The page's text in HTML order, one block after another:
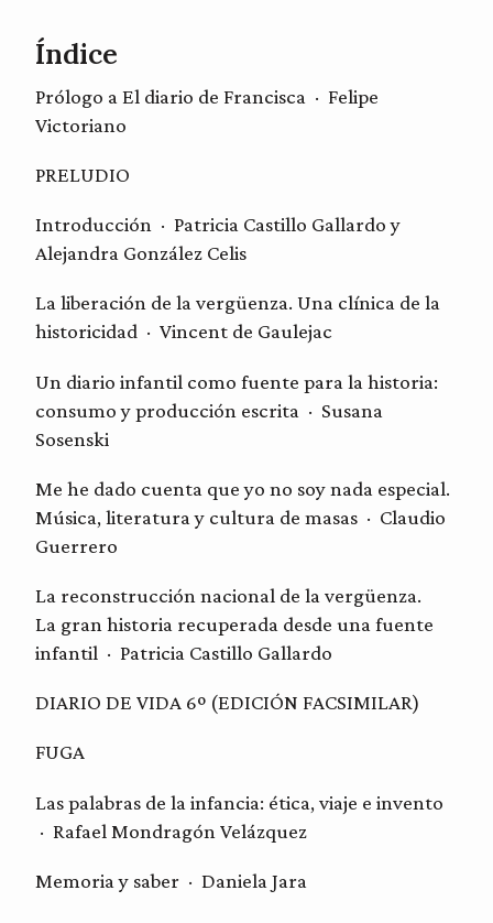
Índice
Prólogo a El diario de Francisca · Felipe
Victoriano
PRELUDIO
Introducción · Patricia Castillo Gallardo y
Alejandra González Celis
La liberación de la vergüenza. Una clínica de la
historicidad · Vincent de Gaulejac
Un diario infantil como fuente para la historia:
consumo y producción escrita · Susana
Sosenski
Me he dado cuenta que yo no soy nada especial.
Música, literatura y cultura de masas · Claudio
Guerrero
La reconstrucción nacional de la vergüenza.
La gran historia recuperada desde una fuente
infantil · Patricia Castillo Gallardo
DIARIO DE VIDA 6º (EDICIÓN FACSIMILAR)
FUGA
Las palabras de la infancia: ética, viaje e invento
· Rafael Mondragón Velázquez
Memoria y saber · Daniela Jara